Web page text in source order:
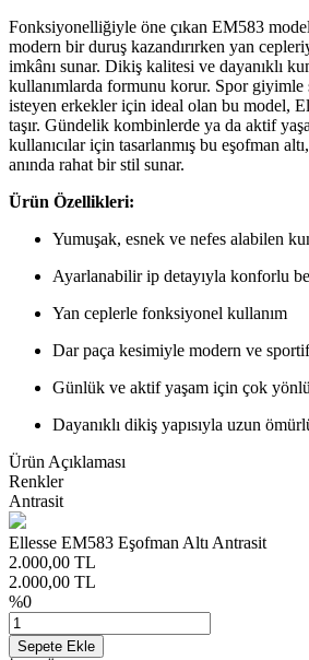
Fonksiyonelliğiyle öne çıkan EM583
modern bir duruş kazandırırken yan
imkânı sunar. Dikiş kalitesi ve dayanıklı
kullanımlarda formunu korur. Spor giyimle
isteyen erkekler için ideal olan bu model,
taşır. Gündelik kombinlerde ya da aktif
kullanıcılar için tasarlanmış bu eşofman
anında rahat bir stil sunar.
Ürün Özellikleri:
Yumuşak, esnek ve nefes alabilen
Ayarlanabilir ip detayıyla konforlu bel
Yan ceplerle fonksiyonel kullanım
Dar paça kesimiyle modern ve
Günlük ve aktif yaşam için çok yönlü
Dayanıklı dikiş yapısıyla uzun
Ürün Açıklaması
Renkler
Antrasit
Ellesse EM583 Eşofman Altı Antrasit
2.000,00 TL
2.000,00 TL
%0
Sepete Ekle